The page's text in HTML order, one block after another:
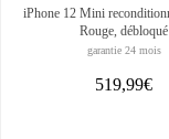
iPhone 12 Mini
Rouge, débloqué
garantie 24 mois
519,99€